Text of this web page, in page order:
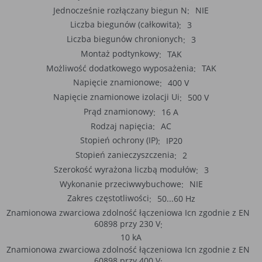
tym, jak użytkownicy korzystają z
witryny. Mogą one dotyczyć najczęściej
odwiedzanych stron lub ewentualnych
komunikatów o błędach wyświetlanych
na niektórych stronach. Pliki cookie
służące do zapisywania tzw. "stanu
sesji" pomagają ulepszać usługi i
zwiększać komfort przeglądania stron
umożliwiają sprawne działanie samej
witryny oraz dostępnych na niej funkcji
umożliwiają wyświetlanie reklam, które
są bardziej interesujące dla
użytkowników, a jednocześnie bardziej
wartościowe dla wydawców i
reklamodawców, personalizować
reklamy, mogą być używane również do
wyświetlania reklam poza stronami
witryny (domeny)
umożliwiają dostosowanie
wyświetlanych informacji do lokalizacji
użytkownika
umożliwiają właścicielom witryn lepiej
Jednocześnie rozłączany biegun N
NIE
Liczba biegunów (całkowita)
3
Liczba biegunów chronionych
3
Montaż podtynkowy
TAK
Możliwość dodatkowego wyposażenia
TAK
Napięcie znamionowe
400 V
Napięcie znamionowe izolacji Ui
500 V
Prąd znamionowy
16 A
Rodzaj napięcia
AC
Stopień ochrony (IP)
IP20
Stopień zanieczyszczenia
2
Szerokość wyrażona liczbą modułów
3
Wykonanie przeciwwybuchowe
NIE
Zakres częstotliwości
50...60 Hz
Znamionowa zwarciowa zdolność łączeniowa Icn zgodnie z EN
60898 przy 230 V
10 kA
Znamionowa zwarciowa zdolność łączeniowa Icn zgodnie z EN